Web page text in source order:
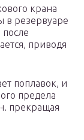
крана
в резервуаре
после
приводя
поплавок, и
предела
прекращая